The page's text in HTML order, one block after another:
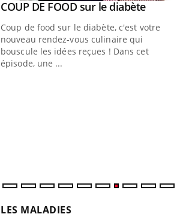
Youtube
COUP DE FOOD sur le diabèteYoutube
Coup de food sur le diabète, c'est votre
nouveau rendez-vous culinaire qui
bouscule les idées reçues ! Dans cet
épisode, une ...
LES MALADIES